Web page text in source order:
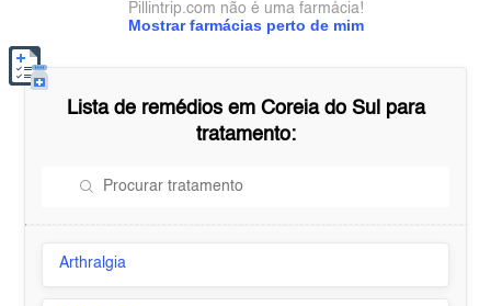
Mostrar farmácias perto de mim
Pillintrip.com não é uma farmácia!
Lista de remédios em Coreia do Sul para
tratamento:
Arthralgia